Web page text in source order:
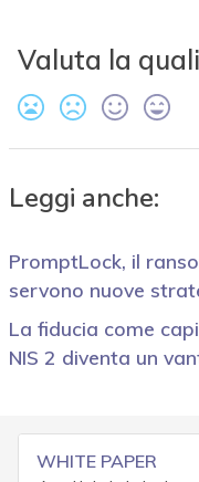
Valuta la
Leggi anche:
PromptLock, il
servono nuove
La fiducia come
NIS 2 diventa un
WHITE PAPER